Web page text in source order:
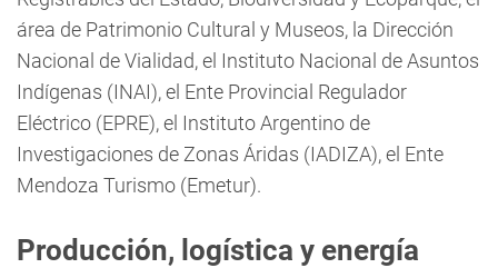
área de Patrimonio Cultural y Museos, la Dirección
Nacional de Vialidad, el Instituto Nacional de Asuntos
Indígenas (INAI), el Ente Provincial Regulador
Eléctrico (EPRE), el Instituto Argentino de
Investigaciones de Zonas Áridas (IADIZA), el Ente
Mendoza Turismo (Emetur).
Producción, logística y energía